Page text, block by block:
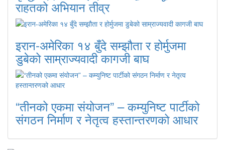
राहतको अभियान तीव्र
इरान-अमेरिका १४ बुँदे सम्झौता र होर्मुजमा
डुबेको साम्राज्यवादी कागजी बाघ
“तीनको एकमा संयोजन” – कम्युनिष्ट पार्टीको
संगठन निर्माण र नेतृत्व हस्तान्तरणको आधार